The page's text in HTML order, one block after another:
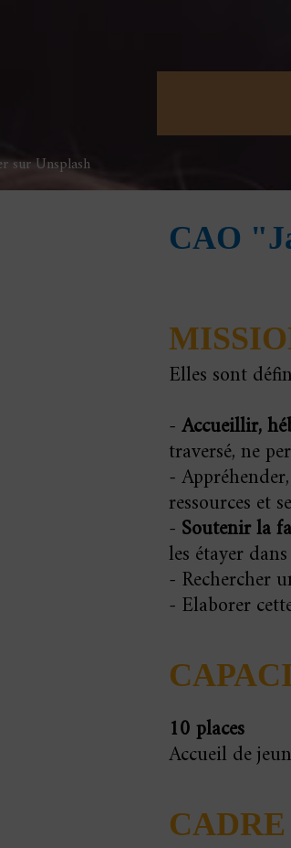
CAO
Elles sont
-Accueillir,
traversé, ne
-
ressources et
- Soutenir la
les étayer
- Rechercher
- Elaborer
10 places
Accueil de
sur Unsplash